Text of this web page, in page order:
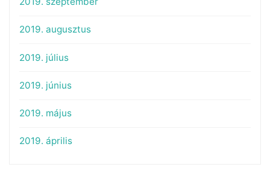
2019. augusztus
2019. július
2019. június
2019. május
2019. április